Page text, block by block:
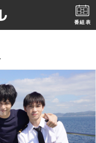
番組表